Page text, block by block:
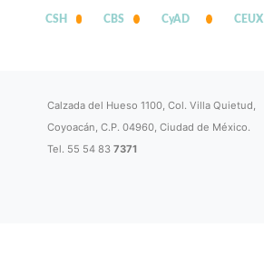
CSH CBS CyAD CEUX
Calzada del Hueso 1100, Col. Villa Quietud,
Coyoacán, C.P. 04960, Ciudad de México.
Tel. 55 54 837371